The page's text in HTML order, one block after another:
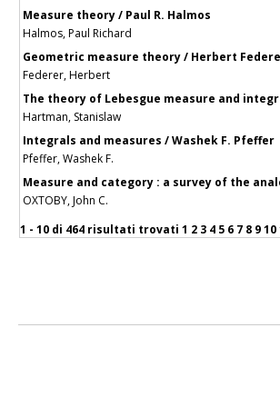
Measure theory / Paul R. Halmos
Halmos, Paul Richard
Geometric measure theory / Herbert
Federer, Herbert
The theory of Lebesgue measure and
Hartman, Stanislaw
Integrals and measures / Washek F. Pfeffer
Pfeffer, Washek F.
Measure and category : a survey of the
OXTOBY, John C.
1 - 10 di 464 risultati trovati 1 2 3 4 5 6 7 8 910